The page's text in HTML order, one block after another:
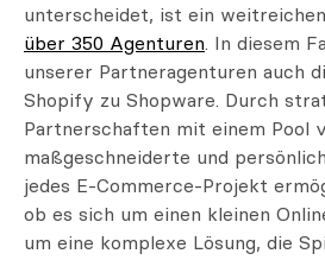
unterscheidet, ist ein
über 350 Agenturen. In diesem
unserer Partneragenturen auch
Shopify zu Shopware. Durch
Partnerschaften mit einem Pool
maßgeschneiderte und
jedes E-Commerce-Projekt
ob es sich um einen kleinen
um eine komplexe Lösung, die